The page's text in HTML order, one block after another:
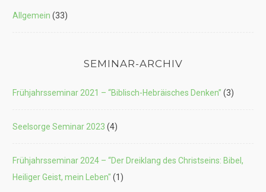
Allgemein (33)
SEMINAR-ARCHIV
Frühjahrsseminar 2021 – “Biblisch-Hebräisches Denken” (3)
Seelsorge Seminar 2023 (4)
Frühjahrsseminar 2024 – “Der Dreiklang des Christseins: Bibel,
Heiliger Geist, mein Leben" (1)